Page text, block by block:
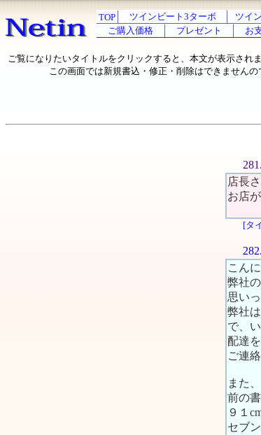
TOP ツインビート3ターボ ツイ
ご購入価格
プレゼント お
ご覧になりたいタイトルをクリックすると、本文が表示され
この画面では新規書込・修正・削除はできませんの
店長
お店
[タ
こん
弊社
思い
弊社
で、
配達
ご連
また
前の
９１
セブ